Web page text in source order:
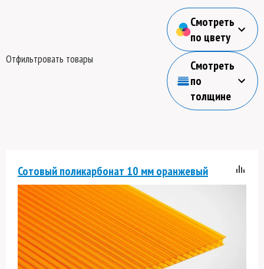
Отфильтровать товары
Смотреть
по цвету
Смотреть
по
толщине
Сотовый поликарбонат 10 мм оранжевый